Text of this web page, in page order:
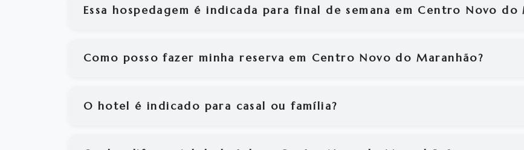
Essa hospedagem é indicada para final de semana em Centro Novo do
Como posso fazer minha reserva em Centro Novo do Maranhão?
O hotel é indicado para casal ou família?